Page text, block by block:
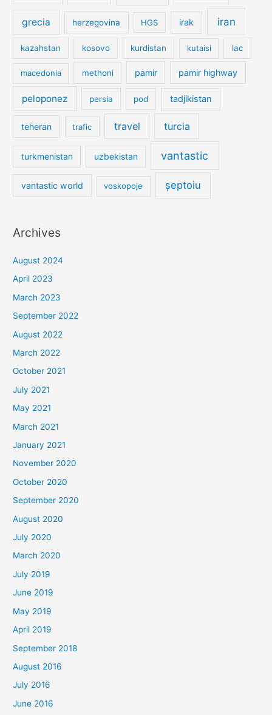
grecia herzegovina HGS irak iran
kazahstan kosovo kurdistan kutaisi lac
macedonia methoni pamir pamir highway
peloponez persia pod tadjikistan
teheran trafic travel turcia
turkmenistan uzbekistan vantastic
vantastic world voskopoje șeptoiu
Archives
August 2024
April 2023
March 2023
September 2022
August 2022
March 2022
October 2021
July 2021
May 2021
March 2021
January 2021
November 2020
October 2020
September 2020
August 2020
July 2020
March 2020
July 2019
June 2019
May 2019
April 2019
September 2018
August 2016
July 2016
June 2016